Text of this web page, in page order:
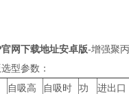
网下载地址安卓版-增强聚
参数：
自吸高
自吸时
功
进出口